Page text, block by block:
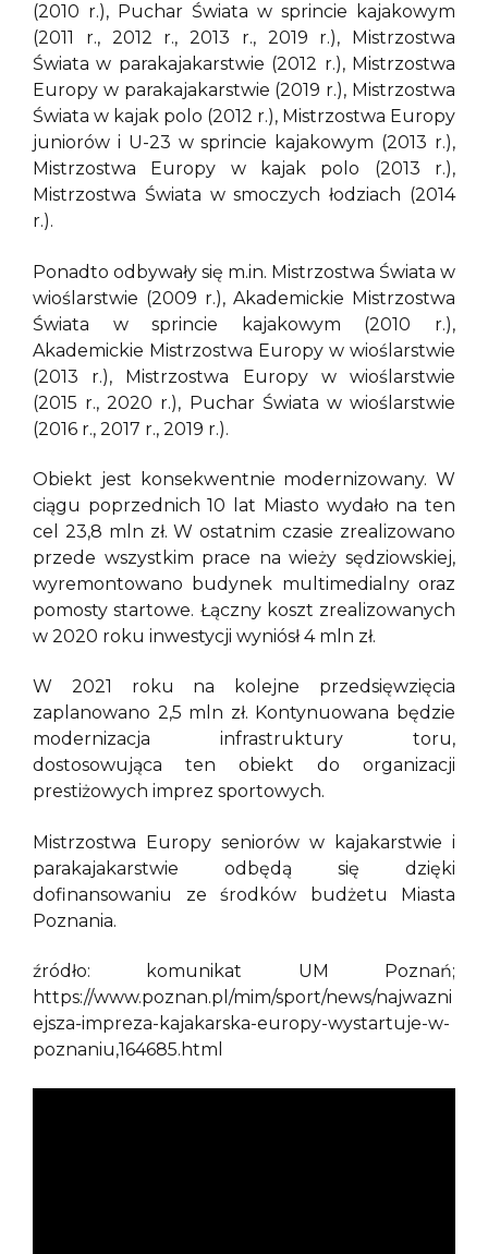
(2010 r.), Puchar Świata w sprincie kajakowym
(2011 r., 2012 r., 2013 r., 2019 r.), Mistrzostwa
Świata w parakajakarstwie (2012 r.), Mistrzostwa
Europy w parakajakarstwie (2019 r.), Mistrzostwa
Świata w kajak polo (2012 r.), Mistrzostwa Europy
juniorów i U-23 w sprincie kajakowym (2013 r.),
Mistrzostwa Europy w kajak polo (2013 r.),
Mistrzostwa Świata w smoczych łodziach (2014
r.).
Ponadto odbywały się m.in. Mistrzostwa Świata w
wioślarstwie (2009 r.), Akademickie Mistrzostwa
Świata w sprincie kajakowym (2010 r.),
Akademickie Mistrzostwa Europy w wioślarstwie
(2013 r.), Mistrzostwa Europy w wioślarstwie
(2015 r., 2020 r.), Puchar Świata w wioślarstwie
(2016 r., 2017 r., 2019 r.).
Obiekt jest konsekwentnie modernizowany. W
ciągu poprzednich 10 lat Miasto wydało na ten
cel 23,8 mln zł. W ostatnim czasie zrealizowano
przede wszystkim prace na wieży sędziowskiej,
wyremontowano budynek multimedialny oraz
pomosty startowe. Łączny koszt zrealizowanych
w 2020 roku inwestycji wyniósł 4 mln zł.
W 2021 roku na kolejne przedsięwzięcia
zaplanowano 2,5 mln zł. Kontynuowana będzie
modernizacja infrastruktury toru,
dostosowująca ten obiekt do organizacji
prestiżowych imprez sportowych.
Mistrzostwa Europy seniorów w kajakarstwie i
parakajakarstwie odbędą się dzięki
dofinansowaniu ze środków budżetu Miasta
Poznania.
źródło: komunikat UM Poznań;
https://www.poznan.pl/mim/sport/news/najwazni
ejsza-impreza-kajakarska-europy-wystartuje-w-
poznaniu,164685.html